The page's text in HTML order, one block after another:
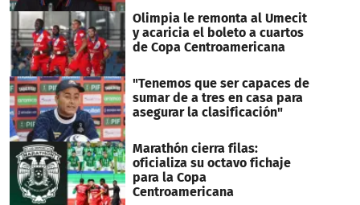
Olimpia le remonta al Umecit
y acaricia el boleto a cuartos
de Copa Centroamericana
"Tenemos que ser capaces de
sumar de a tres en casa para
asegurar la clasificación"
Marathón cierra filas:
oficializa su octavo fichaje
para la Copa
Centroamericana